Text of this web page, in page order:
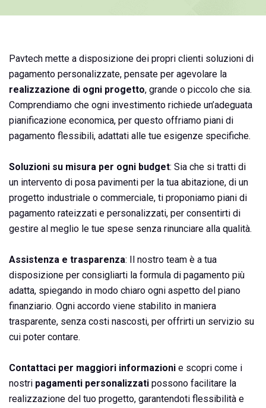
Pavtech mette a disposizione dei propri clienti soluzioni di
pagamento personalizzate, pensate per agevolare la
realizzazione di ogni progetto, grande o piccolo che sia.
Comprendiamo che ogni investimento richiede un’adeguata
pianificazione economica, per questo offriamo piani di
pagamento flessibili, adattati alle tue esigenze specifiche.
Soluzioni su misura per ogni budget: Sia che si tratti di
un intervento di posa pavimenti per la tua abitazione, di un
progetto industriale o commerciale, ti proponiamo piani di
pagamento rateizzati e personalizzati, per consentirti di
gestire al meglio le tue spese senza rinunciare alla qualità.
Assistenza e trasparenza: Il nostro team è a tua
disposizione per consigliarti la formula di pagamento più
adatta, spiegando in modo chiaro ogni aspetto del piano
finanziario. Ogni accordo viene stabilito in maniera
trasparente, senza costi nascosti, per offrirti un servizio su
cui poter contare.
Contattaci per maggiori informazioni e scopri come i
nostri pagamenti personalizzati possono facilitare la
realizzazione del tuo progetto, garantendoti flessibilità e